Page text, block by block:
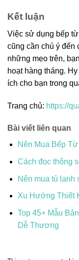
Kết luận
Việc sử dụng bếp
cũng cần chú ý đến
những mẹo trên,
hoạt hàng tháng.
ích cho bạn trong
Trang chủ: https://
Bài viết liên quan
Nên Mua Bếp
Cách đọc thông
Nên mua tủ lạnh
Xu Hướng Thiết
Top 45+ Mẫu
Dễ Thương